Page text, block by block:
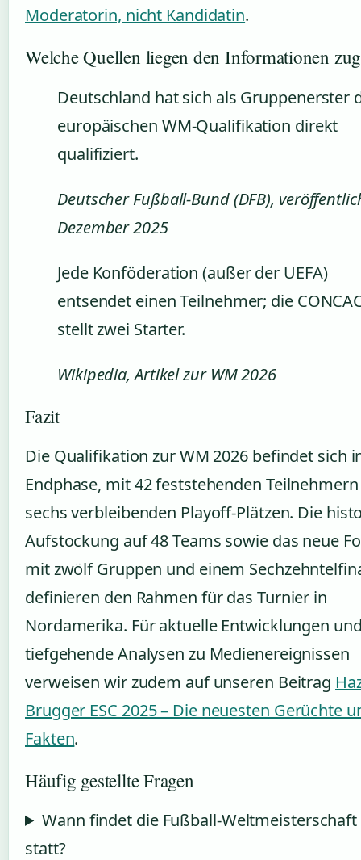
Moderatorin, nicht Kandidatin.
Welche Quellen liegen den Informationen
Deutschland hat sich als Gruppenerster
europäischen WM-Qualifikation direkt
qualifiziert.
Deutscher Fußball-Bund (DFB),
Dezember 2025
Jede Konföderation (außer der UEFA)
entsendet einen Teilnehmer; die
stellt zwei Starter.
Wikipedia, Artikel zur WM 2026
Fazit
Die Qualifikation zur WM 2026 befindet sich
Endphase, mit 42 feststehenden
sechs verbleibenden Playoff-Plätzen. Die
Aufstockung auf 48 Teams sowie das neue
mit zwölf Gruppen und einem
definieren den Rahmen für das Turnier in
Nordamerika. Für aktuelle Entwicklungen
tiefgehende Analysen zu Medienereignissen
verweisen wir zudem auf unseren Beitrag
Brugger ESC 2025 – Die neuesten Gerüchte
Fakten.
Häufig gestellte Fragen
Wann findet die Fußball-Weltmeisterschaft
statt?